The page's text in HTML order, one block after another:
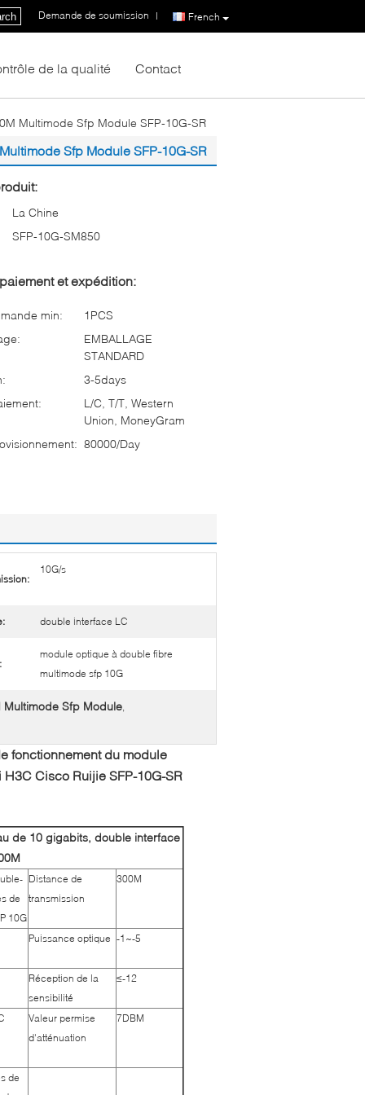
French
Demande de soumission |
de la qualité Contact
Multimode Sfp Module SFP-10G-SR
Sfp Module SFP-10G-SR
La Chine
SFP-10G-SM850
et expédition:
min:
1PCS
EMBALLAGE
STANDARD
3-5days
L/C, T/T, Western
Union, MoneyGram
80000/Day
10G/s
double interface LC
module optique à double fibre
multimode sfp 10G
Multimode Sfp Module,
fonctionnement du module
Cisco Ruijie SFP-10G-SR
de 10 gigabits, double interface
de
10G
Distance de
transmission
300M
Puissance optique -1~-5
Réception de la
sensibilité
≤-12
Valeur permise
d'atténuation
7DBM
de